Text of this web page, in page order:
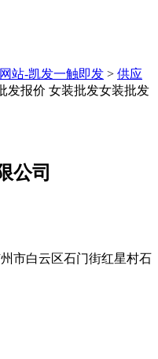
站-凯发一触即发 > 供应
发报价 女装批发女装批发
公司
市白云区石门街红星村石